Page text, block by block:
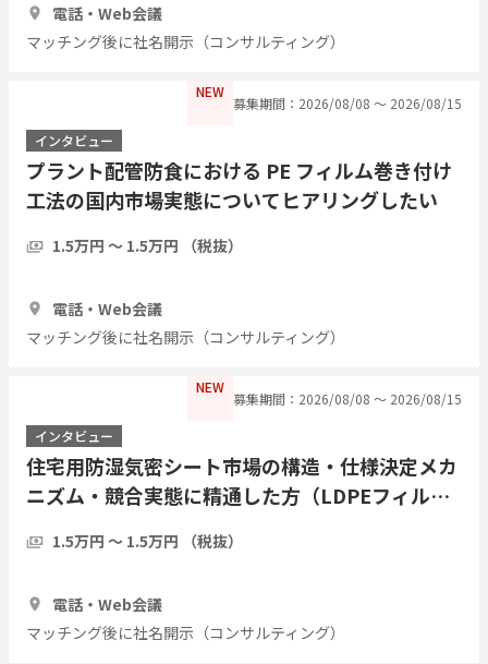
電話・Web会議
マッチング後に社名開示（コンサルティング）
NEW
募集期間：2026/08/08 〜 2026/08/15
インタビュー
プラント配管防食における PE フィルム巻き付け
工法の国内市場実態についてヒアリングしたい
1.5万円 〜 1.5万円 （税抜）
電話・Web会議
マッチング後に社名開示（コンサルティング）
NEW
募集期間：2026/08/08 〜 2026/08/15
インタビュー
住宅用防湿気密シート市場の構造・仕様決定メカ
ニズム・競合実態に精通した方（LDPEフィル
グしたい
1.5万円 〜 1.5万円 （税抜）
電話・Web会議
マッチング後に社名開示（コンサルティング）